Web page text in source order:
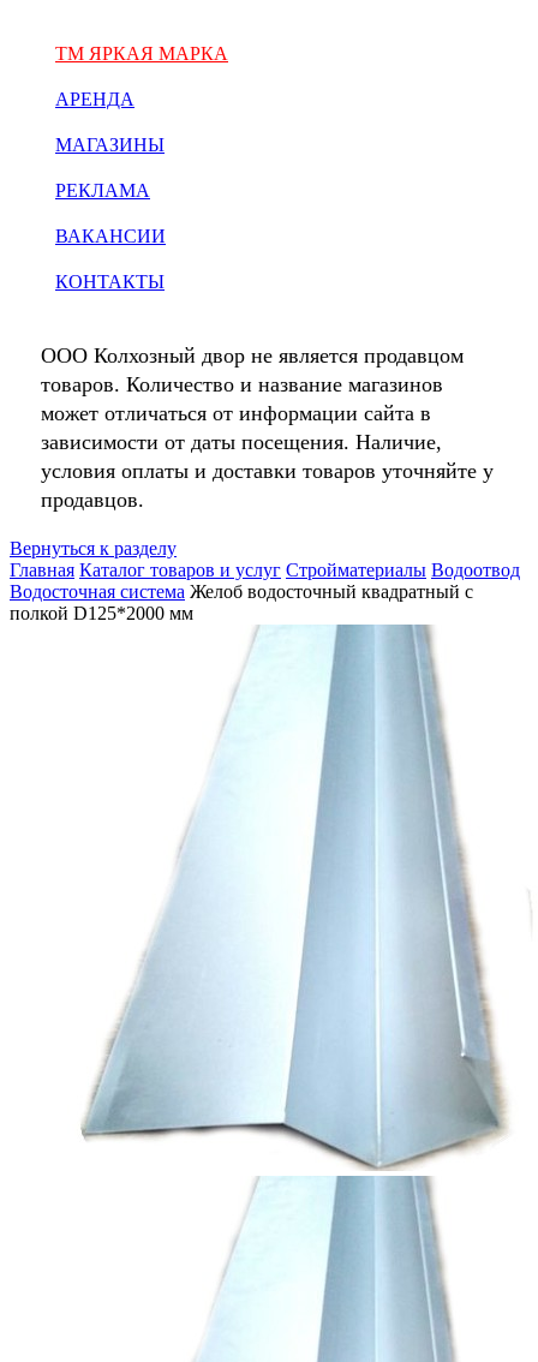
ТМ ЯРКАЯ МАРКА
АРЕНДА
МАГАЗИНЫ
РЕКЛАМА
ВАКАНСИИ
КОНТАКТЫ
ООО Колхозный двор не является продавцом
товаров. Количество и название магазинов
может отличаться от информации сайта в
зависимости от даты посещения. Наличие,
условия оплаты и доставки товаров уточняйте у
продавцов.
Вернуться к разделу
Главная Каталог товаров и услуг Стройматериалы Водоотвод
Водосточная система Желоб водосточный квадратный с
полкой D125*2000 мм